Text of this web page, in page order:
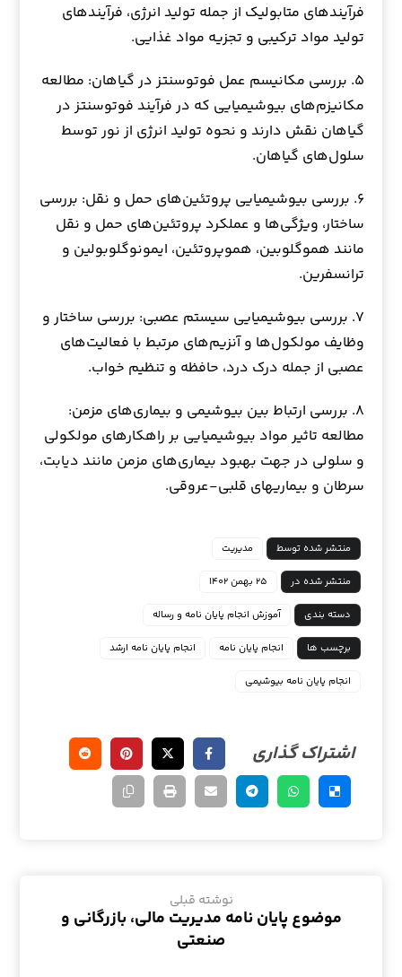
فرآیندهای متابولیک از جمله تولید انرژی، فرآیندهای
تولید مواد ترکیبی و تجزیه مواد غذایی.
۵. بررسی مکانیسم عمل فوتوسنتز در گیاهان: مطالعه
مکانیزم‌های بیوشیمیایی که در فرآیند فوتوسنتز در
گیاهان نقش دارند و نحوه تولید انرژی از نور توسط
سلول‌های گیاهان.
۶. بررسی بیوشیمیایی پروتئین‌های حمل و نقل: بررسی
ساختار، ویژگی‌ها و عملکرد پروتئین‌های حمل و نقل
مانند هموگلوبین، هموپروتئین، ایمونوگلوبولین و
ترانسفرین.
۷. بررسی بیوشیمیایی سیستم عصبی: بررسی ساختار و
وظایف مولکول‌ها و آنزیم‌های مرتبط با فعالیت‌های
عصبی از جمله درک درد، حافظه و تنظیم خواب.
۸. بررسی ارتباط بین بیوشیمی و بیماری‌های مزمن:
مطالعه تاثیر مواد بیوشیمیایی بر راهکارهای مولکولی
و سلولی در جهت بهبود بیماری‌های مزمن مانند دیابت،
سرطان و بیماریهای قلبی-عروقی.
منتشر شده توسط مدیریت
منتشر شده در ۲۵ بهمن ۱۴۰۲
دسته بندی آموزش انجام پایان نامه و رساله
برچسب ها انجام پایان نامه انجام پایان نامه ارشد
انجام پایان نامه بیوشیمی
نوشته قبلی
موضوع پایان نامه مدیریت مالی، بازرگانی و
صنعتی